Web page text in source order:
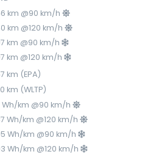
km @90 km/h
km @120 km/h
km @90 km/h
km @120 km/h
km (EPA)
km (WLTP)
Wh/km @90 km/h
Wh/km @120 km/h
Wh/km @90 km/h
Wh/km @120 km/h